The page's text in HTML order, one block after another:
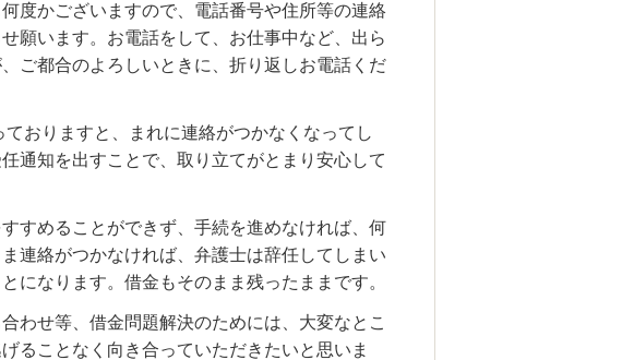
度かございますので、電話番号や住所等の連絡
願います。お電話をして、お仕事中など、出ら
ご都合のよろしいときに、折り返しお電話くだ
おりますと、まれに連絡がつかなくなってし
通知を出すことで、取り立てがとまり安心して
すめることができず、手続を進めなければ、何
連絡がつかなければ、弁護士は辞任してしまい
になります。借金もそのまま残ったままです。
わせ等、借金問題解決のためには、大変なとこ
ることなく向き合っていただきたいと思いま